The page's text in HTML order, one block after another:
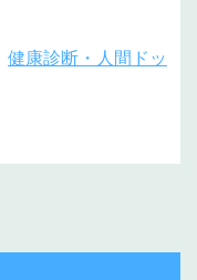
健康診断・人間ドッ